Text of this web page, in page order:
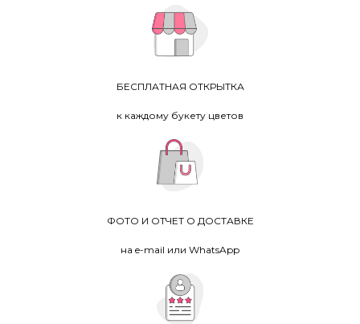
БЕСПЛАТНАЯ ОТКРЫТКА
к каждому букету цветов
ФОТО И ОТЧЕТ О ДОСТАВКЕ
на e-mail или WhatsApp